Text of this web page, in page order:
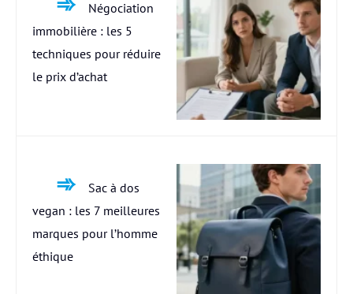
Négociation
immobilière : les 5
techniques pour réduire
le prix d’achat
Sac à dos
vegan : les 7 meilleures
marques pour l’homme
éthique